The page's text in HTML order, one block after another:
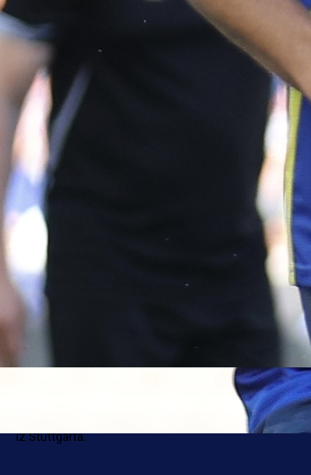
BUNDESLIGA
Bosanskohercegovački reprezentativac
Tabaković nastavlja s impresivnim
Bundesligi. Napadač Borussije Mönchengladbach
jednom je pokazao golgeterski instinkt i bio
ključnih igrača u uvjerljivoj pobjedi svog tima.
U susretu 16. kola Bundeslige,
Mönchengladbach je na domaćem terenu
Augsburg i slavila ubjedljivu pobjedu rezultatom 4:0.
Haris Tabaković bio je centralna figura meča,
dva pogotka i praktično prelomivši utakmicu u
domaćih.
Tabaković je teren napustio u 72. minuti,
aplauzima s tribina, nakon još jedne zapažene
S nova dva gola, Tabaković je stigao do drugog
listi strijelaca Bundeslige, koje dijeli s Denizom
iz Stuttgarta.